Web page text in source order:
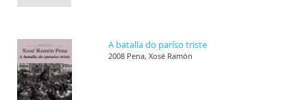
A batalla do paríso triste
2008 Pena, Xosé Ramón